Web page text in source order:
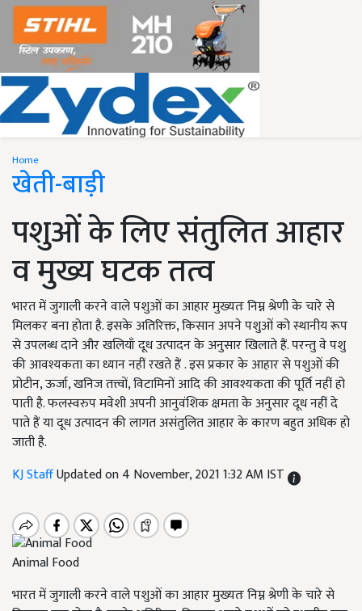
Home
खेती-बाड़ी
पशुओं के लिए संतुलित आहार
व मुख्य घटक तत्व
भारत में जुगाली करने वाले पशुओं का आहार मुख्यतः निम्न श्रेणी के चारे से
मिलकर बना होता है. इसके अतिरिक्त, किसान अपने पशुओं को स्थानीय रूप
से उपलब्ध दाने और खलियाँ दूध उत्पादन के अनुसार खिलाते हैं. परन्तु वे पशु
की आवश्यकता का ध्यान नहीं रखते हैं . इस प्रकार के आहार से पशुओं की
प्रोटीन, ऊर्जा, खनिज तत्त्वों, विटामिनों आदि की आवश्यकता की पूर्ति नहीं हो
पाती है. फलस्वरुप मवेशी अपनी आनुवंशिक क्षमता के अनुसार दूध नहीं दे
पाते हैं या दूध उत्पादन की लागत असंतुलित आहार के कारण बहुत अधिक हो
जाती है.
KJ StaffUpdated on 4 November, 2021 1:32 AM IST
​​​​​​​Animal Food
भारत में जुगाली करने वाले पशुओं का आहार मुख्यतः निम्न श्रेणी के चारे से